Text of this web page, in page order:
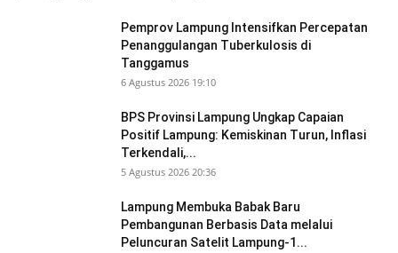
Pemprov Lampung Intensifkan Percepatan
Penanggulangan Tuberkulosis di
Tanggamus
6 Agustus 2026 19:10
BPS Provinsi Lampung Ungkap Capaian
Positif Lampung: Kemiskinan Turun, Inflasi
Terkendali,...
5 Agustus 2026 20:36
Lampung Membuka Babak Baru
Pembangunan Berbasis Data melalui
Peluncuran Satelit Lampung-1...